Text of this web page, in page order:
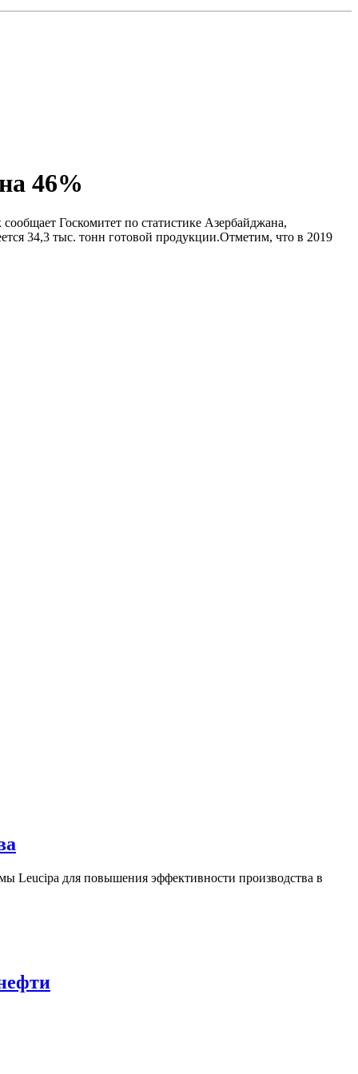
46%
Госкомитет по статистике Азербайджана,
34,3 тыс. тонн готовой продукции.Отметим, что в 2019
Leucipa для повышения эффективности производства в